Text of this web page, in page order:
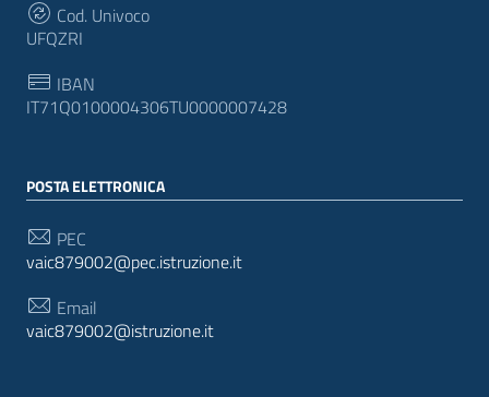
Cod. Univoco
UFQZRI
IBAN
IT71Q0100004306TU0000007428
POSTA ELETTRONICA
PEC
vaic879002@pec.istruzione.it
Email
vaic879002@istruzione.it